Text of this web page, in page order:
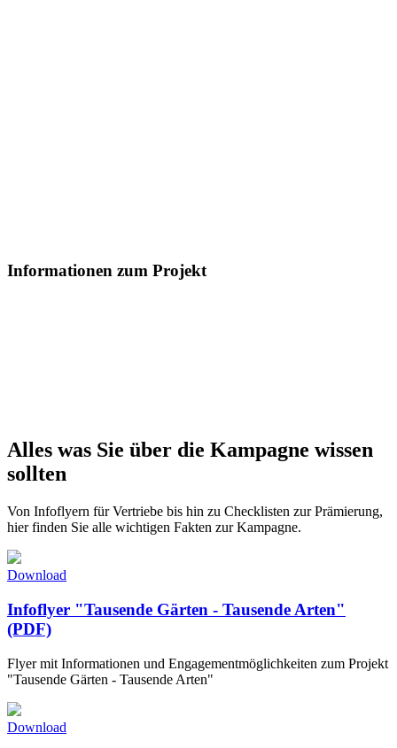
Informationen zum Projekt
Alles was Sie über die Kampagne wissen
sollten
Von Infoflyern für Vertriebe bis hin zu Checklisten zur Prämierung,
hier finden Sie alle wichtigen Fakten zur Kampagne.
Download
Infoflyer "Tausende Gärten - Tausende Arten"
(PDF)
Flyer mit Informationen und Engagementmöglichkeiten zum Projekt
"Tausende Gärten - Tausende Arten"
Download